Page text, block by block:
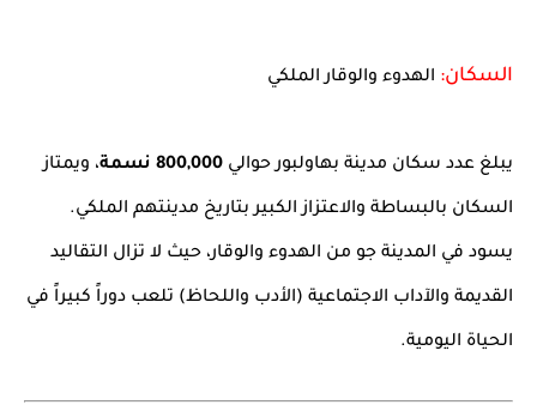
السكان: الهدوء والوقار الملكي
يبلغ عدد سكان مدينة بهاولبور حوالي 800,000 نسمة ، ويمتاز
السكان بالبساطة والاعتزاز الكبير بتاريخ مدينتهم الملكي.
يسود في المدينة جو من الهدوء والوقار، حيث لا تزال التقاليد
القديمة والآداب الاجتماعية (الأدب واللحاظ) تلعب دوراً كبيراً في
الحياة اليومية.